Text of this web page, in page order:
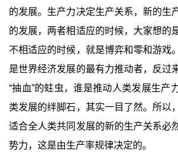
的发展。生产力决定生产关系，新的生
的发展，两者相适应的时候，大家想的
不相适应的时候，就是博弈和零和游戏
是世界经济发展的最有力推动者，反过
“抽血”的蛀虫，谁是推动人类发展生产
类发展的绊脚石，其实一目了然。所以
适合全人类共同发展的新的生产关系必
势力，这是由生产率规律决定的。